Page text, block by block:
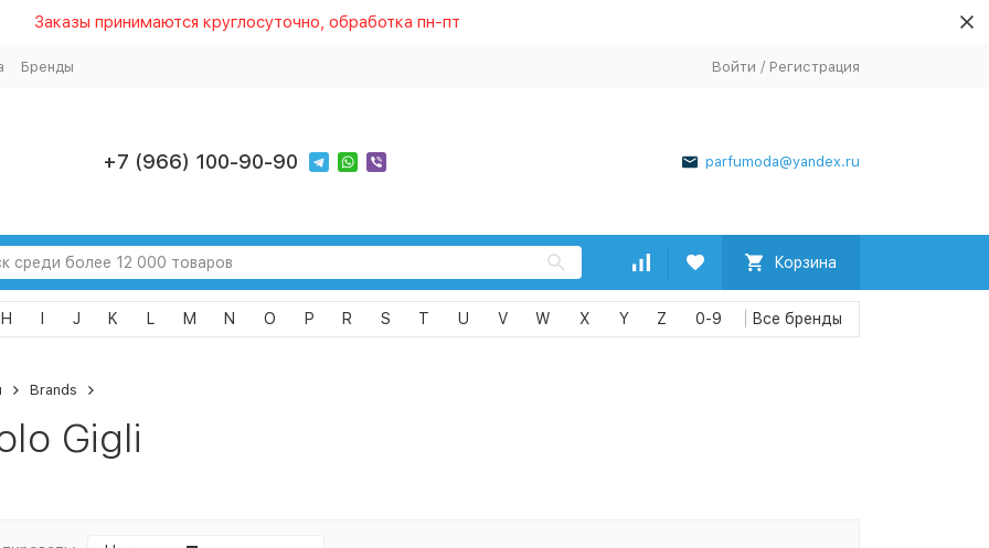
Заказы принимаются круглосуточно, обработка пн-пт
Бренды Войти / Регистрация
+7 (966) 100-90-90 parfumoda@yandex.ru
Корзина
H J K L M N O P R S T U V W X Y Z 0-9
Brands
Gigli